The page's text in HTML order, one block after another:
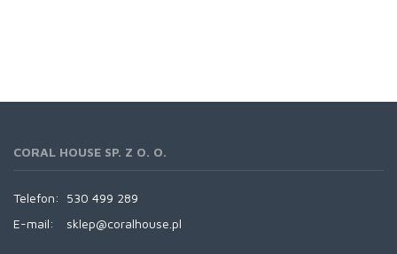
CORAL HOUSE SP. Z O. O.
Telefon:
530 499 289
E-mail:
sklep@coralhouse.pl